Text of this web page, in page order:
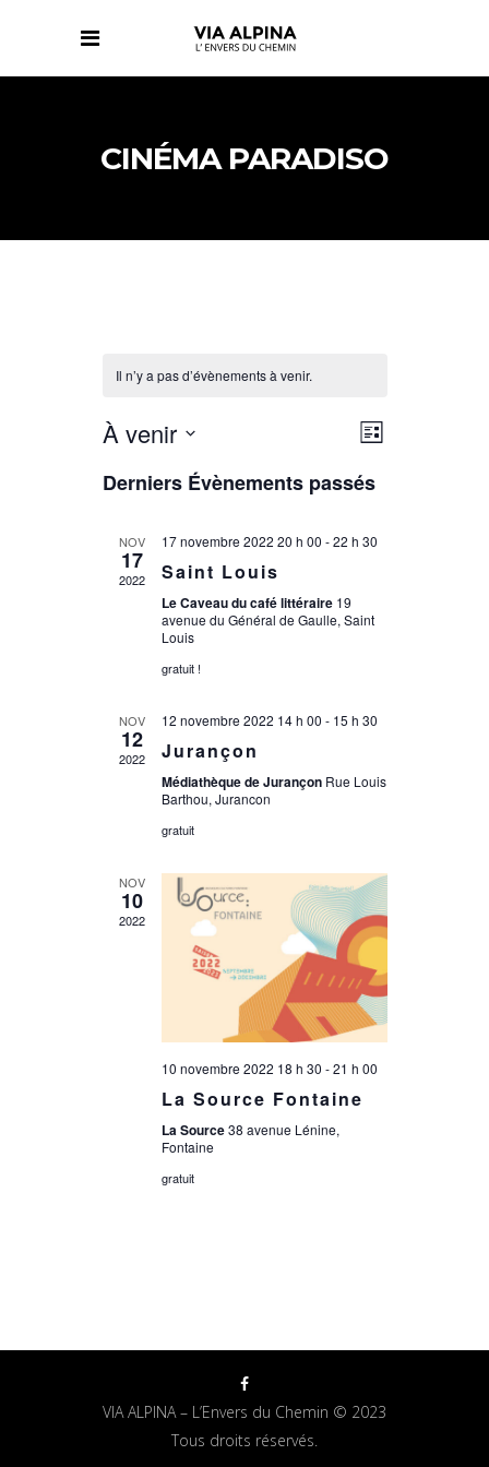
CINÉMA PARADISO
Il n’y a pas d’évènements à venir.
PAR
DE
ÉVÈNEMENT
Liste
À venir
une
Derniers Évènements passés
NOV
17
2022
17 novembre 2022 20 h 00 -22 h 30
Saint Louis
Le Caveau du café littéraire 19
avenue du Général de Gaulle, Saint
Louis
gratuit !
NOV
12
2022
12 novembre 2022 14 h 00 - 15 h 30
Jurançon
Médiathèque de Jurançon Rue Louis
Barthou, Jurancon
gratuit
NOV
10
2022
10 novembre 2022 18 h 30 -21 h 00
La Source Fontaine
La Source38 avenue Lénine,
Fontaine
gratuit
VIA ALPINA – L’Envers du Chemin © 2023
Tous droits réservés.